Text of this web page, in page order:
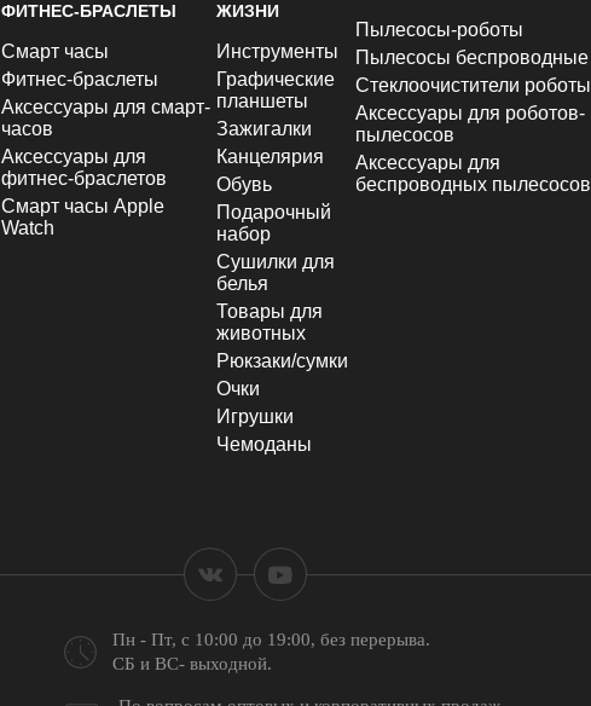
ФИТНЕС-БРАСЛЕТЫ
Смарт часы
Фитнес-браслеты
Аксессуары для смарт-
часов
Аксессуары для
фитнес-браслетов
Смарт часы Apple
Watch
ЖИЗНИ
Инструменты
Графические
планшеты
Зажигалки
Канцелярия
Обувь
Подарочный
набор
Сушилки для
белья
Товары для
животных
Рюкзаки/сумки
Очки
Игрушки
Чемоданы
Пылесосы-роботы
Пылесосы беспроводные
Стеклоочистители роботы
Аксессуары для роботов-
пылесосов
Аксессуары для
беспроводных пылесосов
Пн - Пт, с 10:00 до 19:00, без перерыва.
СБ и ВС- выходной.